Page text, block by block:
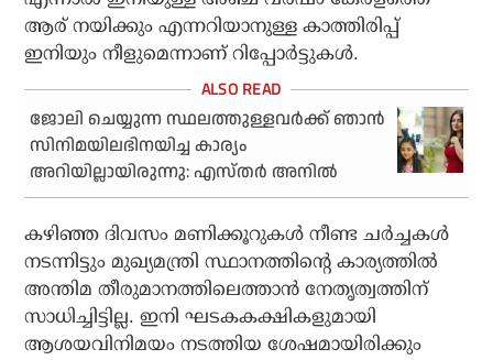
ആര് നയിക്കും എന്നറിയാനുള്ള കാത്തിരിപ്പ്
ഇനിയും നീളുമെന്നാണ് റിപ്പോര്‍ട്ടുകള്‍.
ജോലി ചെയ്യുന്ന സ്ഥലത്തുള്ളവര്‍ക്ക് ഞാന്‍
സിനിമയിലഭിനയിച്ച കാര്യം
അറിയില്ലായിരുന്നു: എസ്തര്‍ അനില്‍
കഴിഞ്ഞ ദിവസം മണിക്കൂറുകള്‍ നീണ്ട ചര്‍ച്ചകള്‍
നടന്നിട്ടും മുഖ്യമന്ത്രി സ്ഥാനത്തിന്റെ കാര്യത്തില്‍
അന്തിമ തീരുമാനത്തിലെത്താന്‍ നേതൃത്വത്തിന്
സാധിച്ചിട്ടില്ല. ഇനി ഘടകകക്ഷികളുമായി
ആശയവിനിമയം നടത്തിയ ശേഷമായിരിക്കും